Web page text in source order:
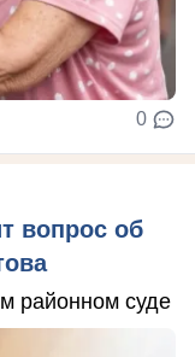
0
вопрос об
районном суде